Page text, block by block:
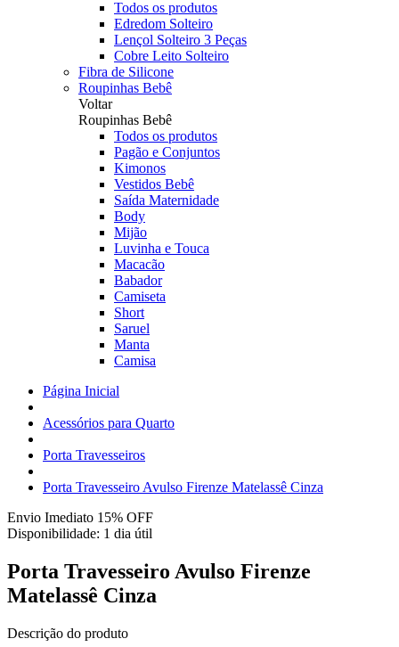
Todos os produtos
Edredom Solteiro
Lençol Solteiro 3 Peças
Cobre Leito Solteiro
Fibra de Silicone
Roupinhas Bebê
Voltar
Roupinhas Bebê
Todos os produtos
Pagão e Conjuntos
Kimonos
Vestidos Bebê
Saída Maternidade
Body
Mijão
Luvinha e Touca
Macacão
Babador
Camiseta
Short
Saruel
Manta
Camisa
Página Inicial
Acessórios para Quarto
Porta Travesseiros
Porta Travesseiro Avulso Firenze Matelassê Cinza
Envio Imediato 15% OFF
Disponibilidade: 1 dia útil
Porta Travesseiro Avulso Firenze
Matelassê Cinza
Descrição do produto